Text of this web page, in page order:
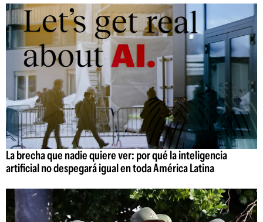
La brecha que nadie quiere ver: por qué la inteligencia
artificial no despegará igual en toda América Latina